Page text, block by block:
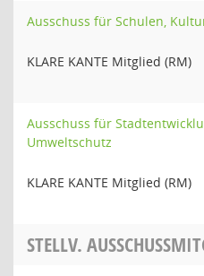
Ausschuss für Schulen,
KLARE KANTE Mitglied (RM)
Ausschuss für
Umweltschutz
KLARE KANTE Mitglied (RM)
STELLV.